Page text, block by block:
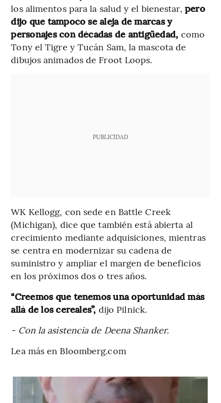
los alimentos para la salud y el bienestar, pero
dijo que tampoco se aleja de marcas y
personajes con décadas de antigüedad, como
Tony el Tigre y Tucán Sam, la mascota de
dibujos animados de Froot Loops.
PUBLICIDAD
WK Kellogg, con sede en Battle Creek
(Michigan), dice que también está abierta al
crecimiento mediante adquisiciones, mientras
se centra en modernizar su cadena de
suministro y ampliar el margen de beneficios
en los próximos dos o tres años.
“Creemos que tenemos una oportunidad más
allá de los cereales”, dijo Pilnick.
- Con la asistencia de Deena Shanker.
Lea más en Bloomberg.com